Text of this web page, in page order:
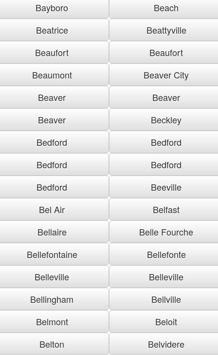
Bayboro
Beach
Beatrice
Beattyville
Beaufort
Beaufort
Beaumont
Beaver City
Beaver
Beaver
Beaver
Beckley
Bedford
Bedford
Bedford
Bedford
Bedford
Beeville
Bel Air
Belfast
Bellaire
Belle Fourche
Bellefontaine
Bellefonte
Belleville
Belleville
Bellingham
Bellville
Belmont
Beloit
Belton
Belvidere